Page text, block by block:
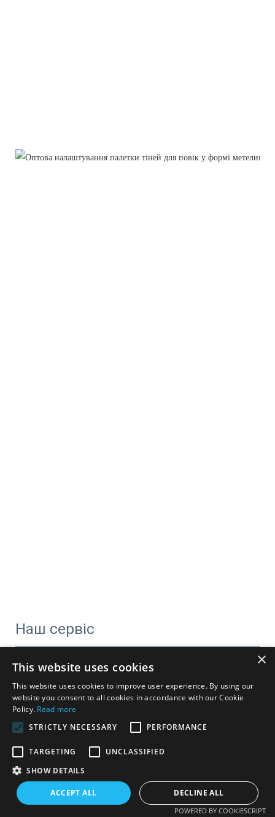
Наш сервіс
3. Цілодобове професійне обслуговування;
4. Ми завжди пропонуємо вам високоякісну продукцію та
найкращий сервіс;
×
This website uses cookies
This website uses cookies to improve user experience. By using our
website you consent to all cookies in accordance with our Cookie
Policy. Read more
STRICTLY NECESSARY
PERFORMANCE
TARGETING
UNCLASSIFIED
SHOW DETAILS
ACCEPT ALL DECLINE ALL
POWERED BY COOKIESCRIPT